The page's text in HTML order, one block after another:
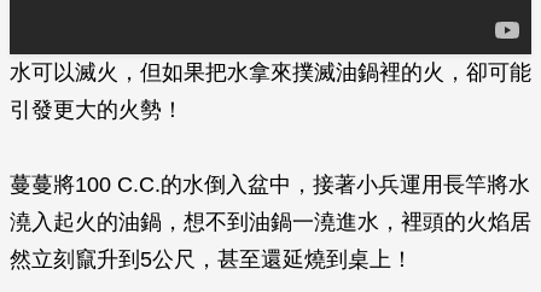
水可以滅火，但如果把水拿來撲滅油鍋裡的火，卻可能
引發更大的火勢！
蔓蔓將100 C.C.的水倒入盆中，接著小兵運用長竿將水
澆入起火的油鍋，想不到油鍋一澆進水，裡頭的火焰居
然立刻竄升到5公尺，甚至還延燒到桌上！